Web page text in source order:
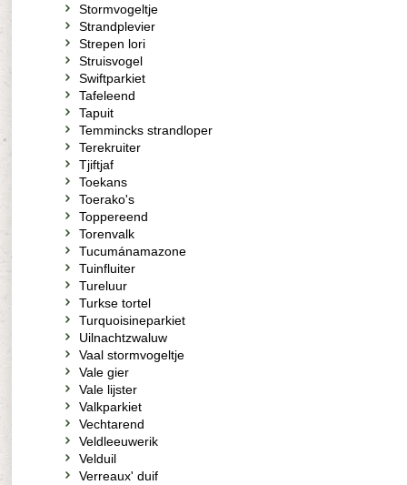
Stormvogeltje
Strandplevier
Strepen lori
Struisvogel
Swiftparkiet
Tafeleend
Tapuit
Temmincks strandloper
Terekruiter
Tjiftjaf
Toekans
Toerako's
Toppereend
Torenvalk
Tucumánamazone
Tuinfluiter
Tureluur
Turkse tortel
Turquoisineparkiet
Uilnachtzwaluw
Vaal stormvogeltje
Vale gier
Vale lijster
Valkparkiet
Vechtarend
Veldleeuwerik
Velduil
Verreaux' duif